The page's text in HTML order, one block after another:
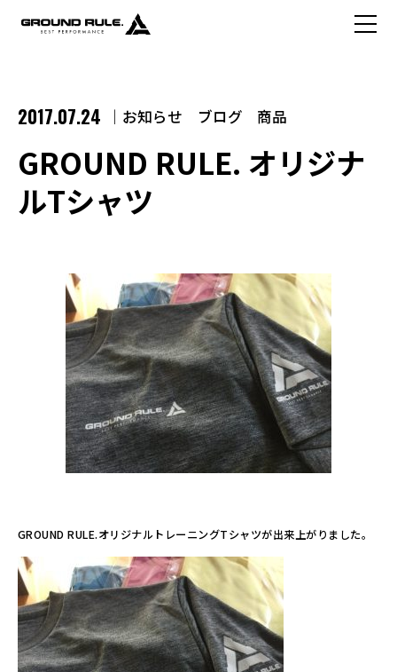
2017.07.24 お知らせ ブログ 商品
GROUND RULE. オリジナ
ルTシャツ
GROUND RULE.オリジナルトレーニングTシャツが出来上がりました。